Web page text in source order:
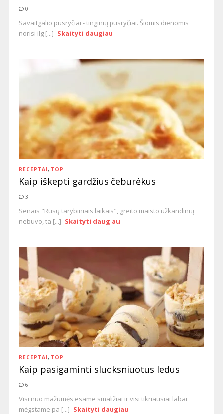
0
Savaitgalio pusryčiai - tinginių pusryčiai. Šiomis dienomis
norisi ilg [...] Skaityti daugiau
RECEPTAI, TOP
Kaip iškepti gardžius čeburėkus
3
Senais "Rusų tarybiniais laikais", greito maisto užkandinių
nebuvo, ta [...] Skaityti daugiau
RECEPTAI, TOP
Kaip pasigaminti sluoksniuotus ledus
6
Visi nuo mažumės esame smaližiai ir visi tikriausiai labai
mėgstame pa [...] Skaityti daugiau